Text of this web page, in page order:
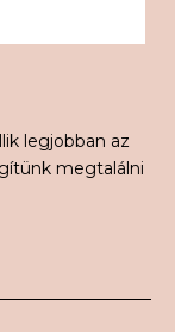
legjobban az
megtalálni